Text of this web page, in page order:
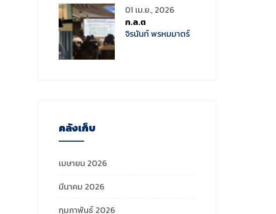
01 เม.ย., 2026
ก.ล.ต
จิรนันท์ พรหมมาตร์
คลังเก็บ
เมษายน 2026
มีนาคม 2026
กุมภาพันธ์ 2026